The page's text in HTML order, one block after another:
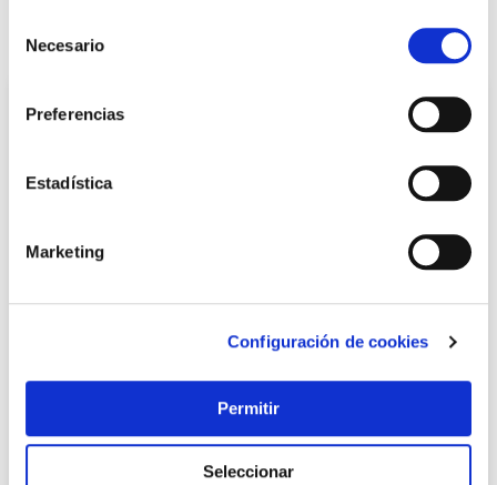
Necesario
Preferencias
Estadística
Marketing
Configuración de cookies
Permitir
Seleccionar
También te puede interesar
Adaptador llave vaso 1/4 ironside
Ironside
1,95 €